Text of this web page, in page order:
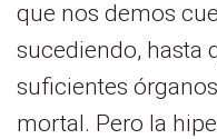
que nos demos
sucediendo, hasta
suficientes
mortal. Pero la